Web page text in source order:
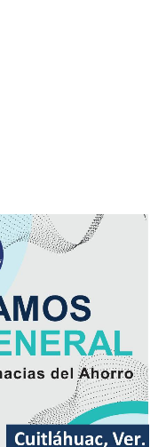
de la comunidad,
ante las
las gestiones
fue posible
mejorar el
de conducción, la
y materiales de
mantener una mejor
afectaciones